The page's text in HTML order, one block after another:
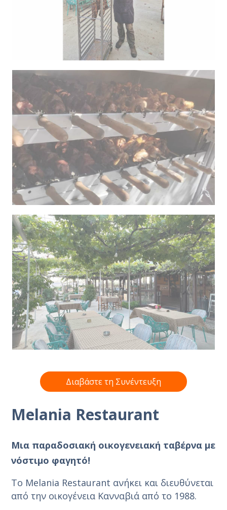
Διαβάστε τη Συνέντευξη
Melania Restaurant
Μια παραδοσιακή οικογενειακή ταβέρνα με
νόστιμο φαγητό!
Το Melania Restaurant ανήκει και διευθύνεται
από την οικογένεια Κανναβιά από το 1988.